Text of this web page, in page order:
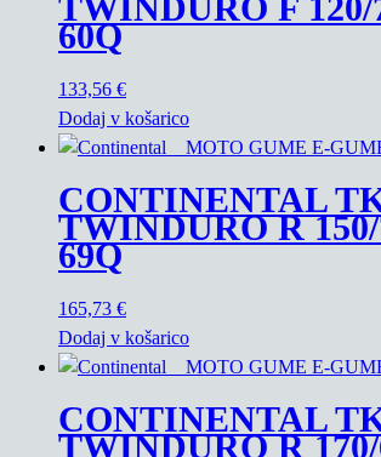
TWINDURO F 120/
60Q
133,56 €
Dodaj v košarico
CONTINENTAL
TWINDURO R
69Q
165,73 €
Dodaj v košarico
CONTINENTAL
TWINDURO R